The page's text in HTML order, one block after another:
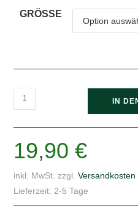
GRÖSSE
Hanfjack
Logo
-
natur
40x40cm
Menge
IN
19,90€
inkl. MwSt. zzgl.Versandkosten
Lieferzeit: 2-5 Tage